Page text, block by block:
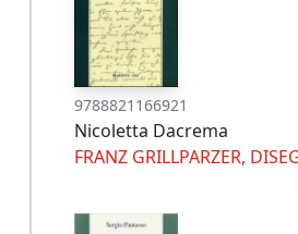
9788821166921
Nicoletta Dacrema
FRANZ GRILLPARZER,